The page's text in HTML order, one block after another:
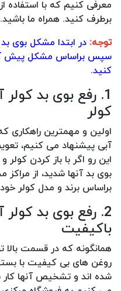
معرفی کنیم که با استفاده
برطرف کنید. همراه ما باشید.
توجه: در ابتدا مشکل بوی
سپس براساس مشکل پیش
کنید.
1. رفع بوی بد
کولر
اولین و مهمترین راهکاری
آبی پیشنهاد می کنیم،
این رو اگر با باز کردن
بوی بد آنها شدید، از
براساس برند و مدل کولر خود
2. رفع بوی بد
باکیفیت
همانگونه که در قسمت بالا
روغن های بی کیفیت با
شده اند و تشخیص آنها